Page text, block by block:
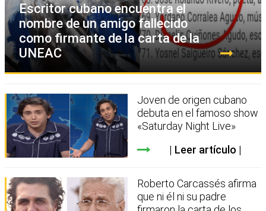
Escritor cubano encuentra el
nombre de un amigo fallecido
como firmante de la carta de la
UNEAC
Joven de origen cubano
debuta en el famoso show
«Saturday Night Live»
Leer artículo
Roberto Carcassés afirma
que ni él ni su padre